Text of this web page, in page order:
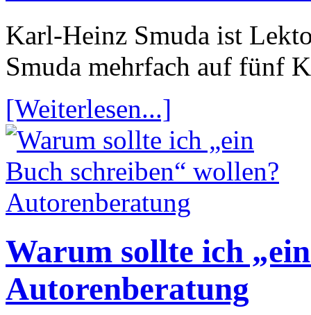
Karl-Heinz Smuda ist
Smuda mehrfach auf fünf
[Weiterlesen...]
Warum sollte ich
Autorenberatung